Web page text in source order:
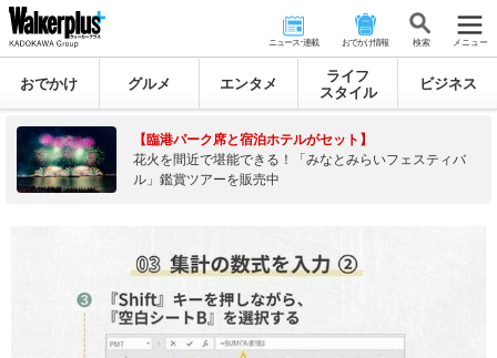
ニュース･連載 おでかけ情報 検 索 メニュー
おでかけ グルメ エンタメ
ライフ
スタイル
ビジネス
【臨港パーク席と宿泊ホテルがセット】
花火を間近で堪能できる！「みなとみらいフェスティバ
ル」鑑賞ツアーを販売中